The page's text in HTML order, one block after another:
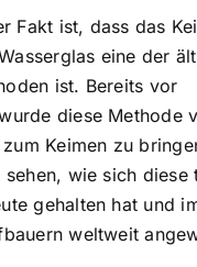
Fakt ist, dass das
eine der
ist. Bereits vor
diese Methode
Keimen zu
wie sich diese
gehalten hat und
weltweit